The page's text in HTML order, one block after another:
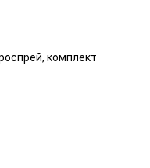
комплект